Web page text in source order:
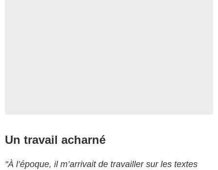
Un travail acharné
"À l’époque, il m’arrivait de travailler sur les textes